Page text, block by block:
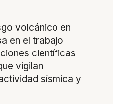
volcánico en
en el trabajo
científicas
vigilan
sísmica y